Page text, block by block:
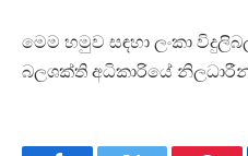
මෙම හමුව සඳහා ලංකා
බලශක්ති අධිකාරියේ